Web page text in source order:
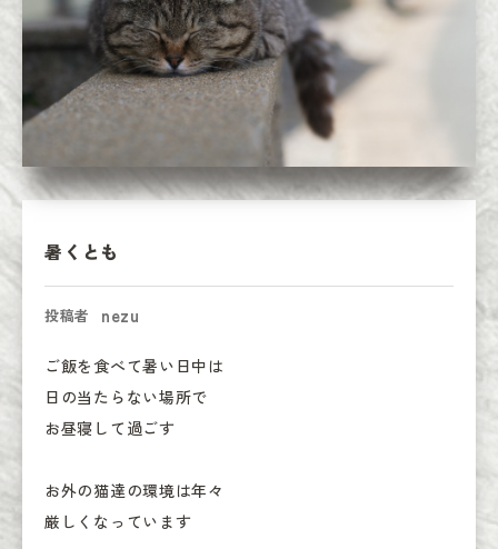
暑くとも
投稿者 nezu
ご飯を食べて暑い日中は
日の当たらない場所で
お昼寝して過ごす
お外の猫達の環境は年々
厳しくなっています